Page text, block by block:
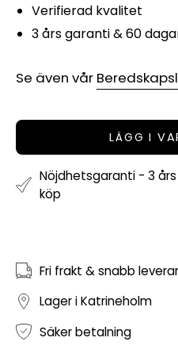
Verifierad kvalitet
3 års garanti & 60
Se även vår
LÄGG I
Nöjdhetsgaranti - 3
köp
Fri frakt & snabb
Lager i Katrineholm
Säker betalning